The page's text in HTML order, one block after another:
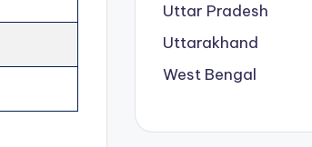
Uttar Pradesh
Uttarakhand
West Bengal